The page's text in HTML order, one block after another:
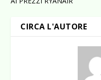
CIRCA L'AUTORE